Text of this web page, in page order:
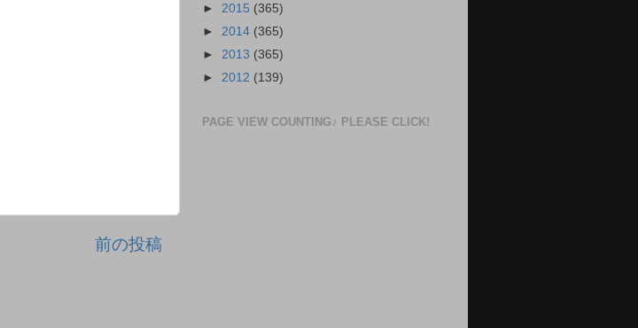
前の投稿
► 2015 (365)
► 2014 (365)
► 2013 (365)
► 2012 (139)
PAGE VIEW COUNTING♪ PLEASE CLICK!